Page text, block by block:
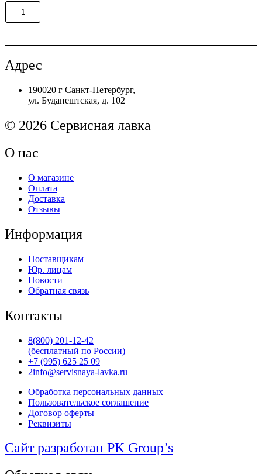
MFP
Количество
товара
/
J1H98-
60002
Original
Адрес
190020 г Санкт-Петербург,
ул. Будапештская, д. 102
© 2026 Сервисная лавка
О нас
О магазине
Оплата
Доставка
Отзывы
Информация
Поставщикам
Юр. лицам
Новости
Обратная связь
Контакты
8(800) 201-12-42
(бесплатный по России)
+7 (995) 625 25 09
2info@servisnaya-lavka.ru
Обработка персональных данных
Пользовательское соглашение
Договор оферты
Реквизиты
Сайт разработан PK Group’s